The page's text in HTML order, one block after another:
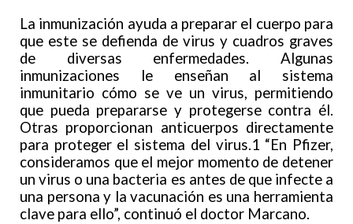
La inmunización ayuda a preparar el cuerpo para
que este se defienda de virus y cuadros graves
de diversas enfermedades. Algunas
inmunizaciones le enseñan al sistema
inmunitario cómo se ve un virus, permitiendo
que pueda prepararse y protegerse contra él.
Otras proporcionan anticuerpos directamente
para proteger el sistema del virus.1 “En Pfizer,
consideramos que el mejor momento de detener
un virus o una bacteria es antes de que infecte a
una persona y la vacunación es una herramienta
clave para ello”, continuó el doctor Marcano.